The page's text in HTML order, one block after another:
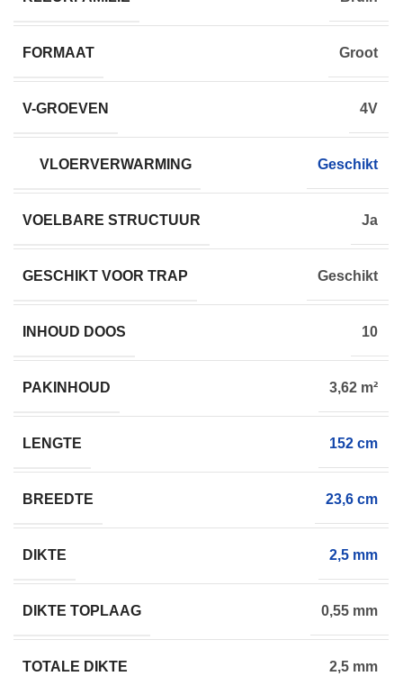
FORMAAT Groot
V-GROEVEN 4V
VLOERVERWARMING Geschikt
VOELBARE STRUCTUUR Ja
GESCHIKT VOOR TRAP Geschikt
INHOUD DOOS 10
PAKINHOUD 3,62 m²
LENGTE 152 cm
BREEDTE 23,6 cm
DIKTE 2,5 mm
DIKTE TOPLAAG 0,55 mm
TOTALE DIKTE 2,5 mm